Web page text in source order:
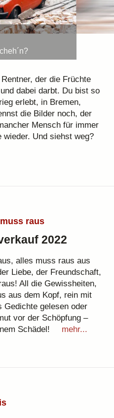
der die Früchte
dabei darbt. Du bist so
erlebt, in Bremen,
die Bilder noch, der
Mensch für immer
Und siehst weg?
raus
2022
alles muss raus aus
Liebe, der Freundschaft,
All die Gewissheiten,
aus dem Kopf, rein mit
Gedichte gelesen oder
vor der Schöpfung –
Schädel!
mehr...